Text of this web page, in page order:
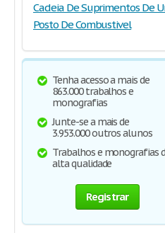
Cadeia De Suprimentos De
Posto De Combustivel
Tenha acesso a mais de
863.000 trabalhos e
monografias
Junte-se a mais de
3.953.000 outros alunos
Trabalhos e monografias
alta qualidade
Registrar